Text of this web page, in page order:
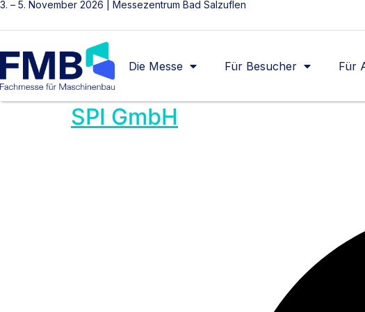
3. – 5. November 2026 | Messezentrum Bad Salzuflen
Die Messe Für Besucher Für
SPI GmbH